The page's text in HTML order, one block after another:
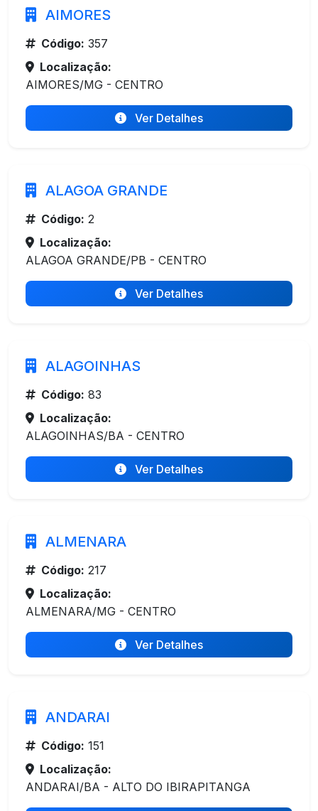
AIMORES
Código: 357
Localização:
AIMORES/MG - CENTRO
Ver Detalhes
ALAGOA GRANDE
Código: 2
Localização:
ALAGOA GRANDE/PB - CENTRO
Ver Detalhes
ALAGOINHAS
Código: 83
Localização:
ALAGOINHAS/BA - CENTRO
Ver Detalhes
ALMENARA
Código: 217
Localização:
ALMENARA/MG - CENTRO
Ver Detalhes
ANDARAI
Código: 151
Localização:
ANDARAI/BA - ALTO DO IBIRAPITANGA